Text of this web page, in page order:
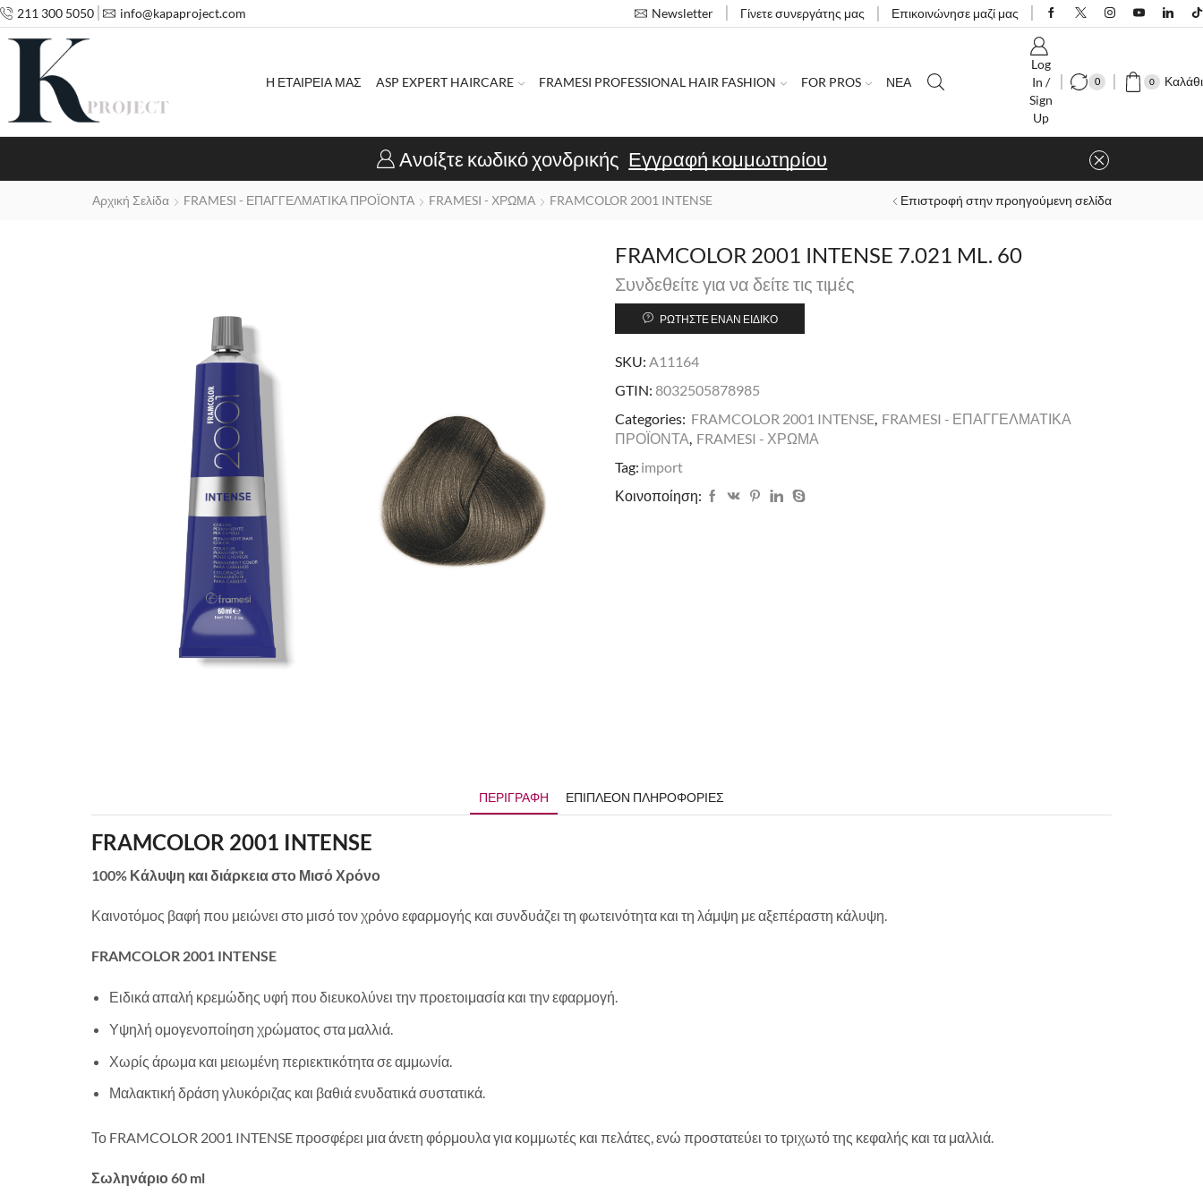
211 300 5050 info@kapaproject.com Newsletter Γίνετε συνεργάτης μας Επικοινώνησε μαζί μας
Η ΕΤΑΙΡΕΙΑ ΜΑΣ ASP EXPERT HAIRCARE FRAMESI PROFESSIONAL HAIR FASHION FOR PROS ΝΕΑ
Log
In /
Sign
Up
0 0 Καλάθι
Ανοίξτε κωδικό χονδρικής Εγγραφή κομμωτηρίου
Αρχική Σελίδα FRAMESI - ΕΠΑΓΓΕΛΜΑΤΙΚΑ ΠΡΟΪΟΝΤΑ FRAMESI - ΧΡΩΜΑ FRAMCOLOR 2001 INTENSE Επιστροφή στην προηγούμενη σελίδα
FRAMCOLOR 2001 INTENSE 7.021 ML. 60
Συνδεθείτε για να δείτε τις τιμές
ΡΩΤΉΣΤΕ ΈΝΑΝ ΕΙΔΙΚΌ
SKU: A11164
GTIN: 8032505878985
Categories: FRAMCOLOR 2001 INTENSE FRAMESI - ΕΠΑΓΓΕΛΜΑΤΙΚΑ
ΠΡΟΪΟΝΤΑ FRAMESI - ΧΡΩΜΑ
Tag: import
Κοινοποίηση:
ΠΕΡΙΓΡΑΦΉ ΕΠΙΠΛΈΟΝ ΠΛΗΡΟΦΟΡΊΕΣ
FRAMCOLOR 2001 INTENSE
100% Κάλυψη και διάρκεια στο Μισό Χρόνο
Καινοτόμος βαφή που μειώνει στο μισό τον χρόνο εφαρμογής και συνδυάζει τη φωτεινότητα και τη λάμψη με αξεπέραστη κάλυψη.
FRAMCOLOR 2001 INTENSE
Ειδικά απαλή κρεμώδης υφή που διευκολύνει την προετοιμασία και την εφαρμογή.
Υψηλή ομογενοποίηση χρώματος στα μαλλιά.
Χωρίς άρωμα και μειωμένη περιεκτικότητα σε αμμωνία.
Μαλακτική δράση γλυκόριζας και βαθιά ενυδατικά συστατικά.
Το FRAMCOLOR 2001 INTENSE προσφέρει μια άνετη φόρμουλα για κομμωτές και πελάτες, ενώ προστατεύει το τριχωτό της κεφαλής και τα μαλλιά.
Σωληνάριο 60 ml